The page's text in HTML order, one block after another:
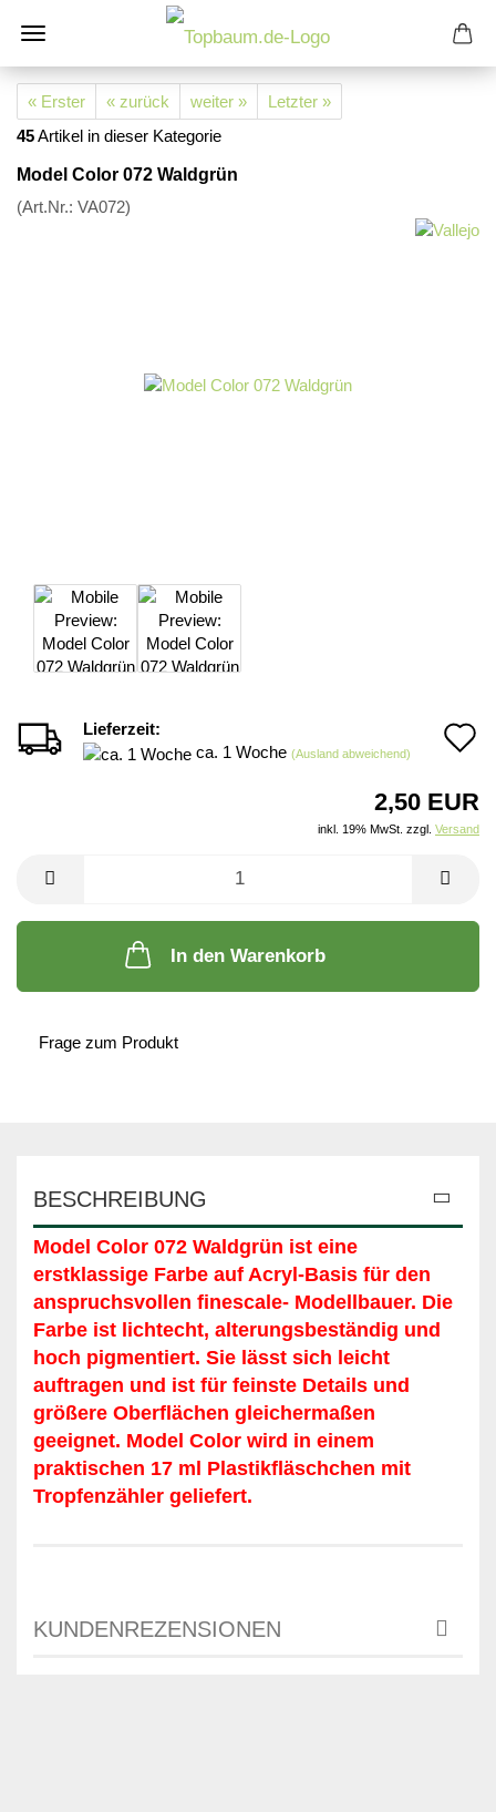
« Erster « zurück weiter »
Letzter »
45Artikel in dieser Kategorie
Model Color 072 Waldgrün
(Art.Nr.: VA072)
Lieferzeit:
ca. 1 Woche (Ausland abweichend)
2,50 EUR
inkl. 19% MwSt. zzgl. Versand
In den Warenkorb
Frage zum Produkt
BESCHREIBUNG
Model Color 072 Waldgrün ist eine
erstklassige Farbe auf Acryl-Basis für den
anspruchsvollen finescale- Modellbauer. Die
Farbe ist lichtecht, alterungsbeständig und
hoch pigmentiert. Sie lässt sich leicht
auftragen und ist für feinste Details und
größere Oberflächen gleichermaßen
geeignet. Model Color wird in einem
praktischen 17 ml Plastikfläschchen mit
Tropfenzähler geliefert.
KUNDENREZENSIONEN